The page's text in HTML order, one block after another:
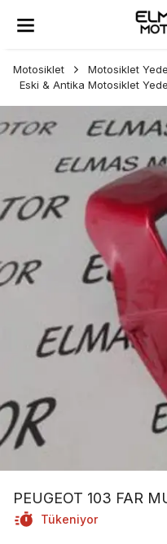
Motosiklet
Motosiklet
Eski & Antika Motosiklet
PEUGEOT 103 FAR
Tükeniyor